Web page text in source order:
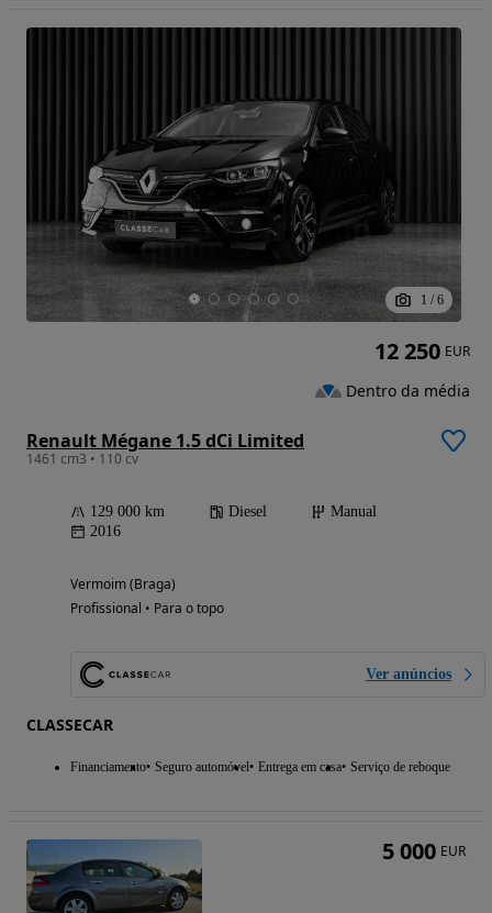
1 / 6
Renault Mégane 1.5 dCi Limited
1461 cm3 • 110 cv
129 000 km Diesel
Manual
2016
Vermoim (Braga)
Profissional • Para o topo
Ver anúncios
CLASSECAR
Financiamento Seguro automóvel Entrega em casa Serviço de reboque
12 250 EUR
Dentro da média
5 000 EUR